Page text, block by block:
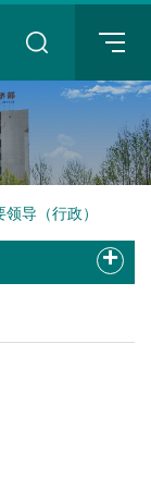
领导（行政）
+